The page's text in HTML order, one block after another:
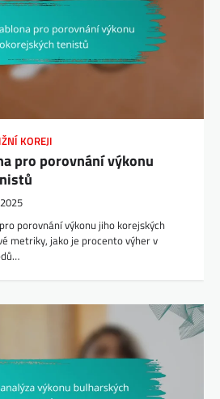
KOREJI
pro porovnání výkonu
porovnání výkonu jiho korejských
metriky, jako je procento výher v